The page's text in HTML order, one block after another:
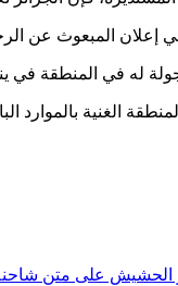
إعلان المبعوث عن
له في المنطقة في
الذي يسيطر على نحو 80 بالمئة
الحشيش على متن